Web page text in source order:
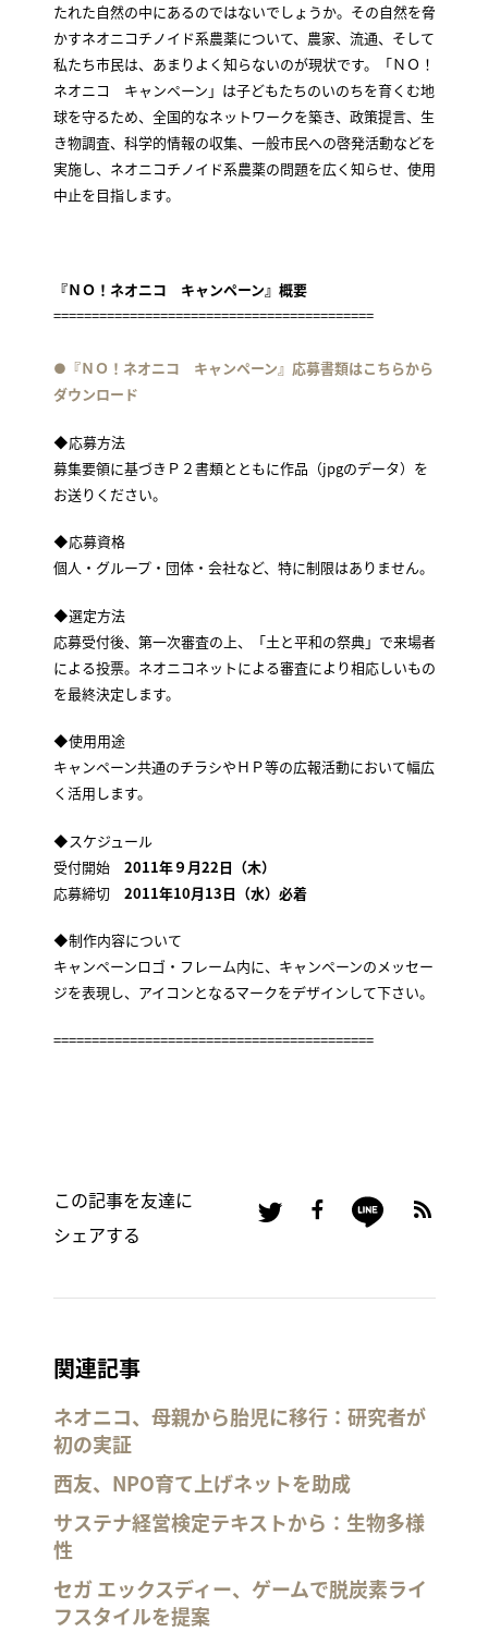
たれた自然の中にあるのではないでしょうか。その自然を脅
かすネオニコチノイド系農薬について、農家、流通、そして
私たち市民は、あまりよく知らないのが現状です。「ＮＯ！
ネオニコ キャンペーン」は子どもたちのいのちを育くむ地
球を守るため、全国的なネットワークを築き、政策提言、生
き物調査、科学的情報の収集、一般市民への啓発活動などを
実施し、ネオニコチノイド系農薬の問題を広く知らせ、使用
中止を目指します。
『ＮＯ！ネオニコ キャンペーン』概要
==========================================
●『ＮＯ！ネオニコ キャンペーン』応募書類はこちらから
ダウンロード
◆応募方法
募集要領に基づきＰ２書類とともに作品（jpgのデータ）を
お送りください。
◆応募資格
個人・グループ・団体・会社など、特に制限はありません。
◆選定方法
応募受付後、第一次審査の上、「土と平和の祭典」で来場者
による投票。ネオニコネットによる審査により相応しいもの
を最終決定します。
◆使用用途
キャンペーン共通のチラシやＨＰ等の広報活動において幅広
く活用します。
◆スケジュール
受付開始 2011年９月22日（木）
応募締切 2011年10月13日（水）必着
◆制作内容について
キャンペーンロゴ・フレーム内に、キャンペーンのメッセー
ジを表現し、アイコンとなるマークをデザインして下さい。
==========================================
この記事を友達に
シェアする
関連記事
ネオニコ、母親から胎児に移行：研究者が
初の実証
西友、NPO育て上げネットを助成
サステナ経営検定テキストから：生物多様
性
セガ エックスディー、ゲームで脱炭素ライ
フスタイルを提案